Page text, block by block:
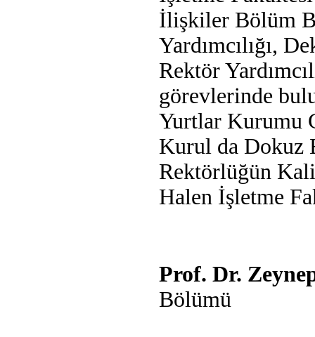
İlişkiler Bölüm
Yardımcılığı,
Rektör
görevlerinde
Yurtlar Kurumu
Kurul da Dokuz
Rektörlüğün
Halen İşletme
Prof. Dr.
Bölümü